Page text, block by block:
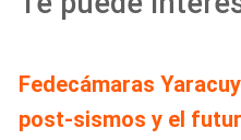
Fedecámaras
post-sismos y el